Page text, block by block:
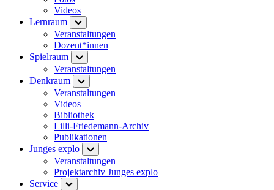
Videos
Lernraum
Veranstaltungen
Dozent*innen
Spielraum
Veranstaltungen
Denkraum
Veranstaltungen
Videos
Bibliothek
Lilli-Friedemann-Archiv
Publikationen
Junges explo
Veranstaltungen
Projektarchiv Junges explo
Service